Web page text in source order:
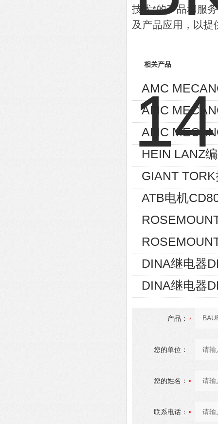
技术*的产品和服
及产品应用，以提
相关产品
AMC
AMC
AMC
HEIN LANZ
GIANT
ATB电机
DINA继电器
DINA继电器
产品：
您的单位：
您的姓名：
联系电话：